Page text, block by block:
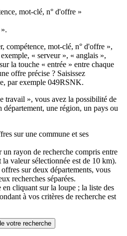
mot-clé, n° d'offre »
compétence, mot-clé, n° d'offre »,
« serveur », « anglais »,
la touche « entrée » entre chaque
offre précise ? Saisissez
par exemple 049RSNK.
travail », vous avez la possibilité de
département, une région, un pays ou
sur une commune et ses
un rayon de recherche compris entre
valeur sélectionnée est de 10 km).
sur deux départements, vous
recherches séparées.
cliquant sur la loupe ; la liste des
à vos critères de recherche est
votre recherche